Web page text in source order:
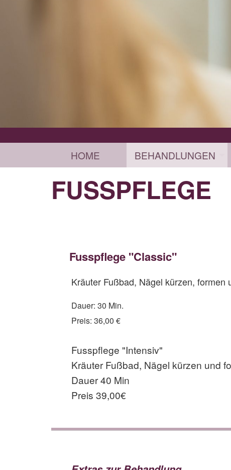
HOME BEHANDLUNGEN
FUSSPFLEGE
Fusspflege "Classic"
Kräuter Fußbad, Nägel kürzen, formen
Dauer: 30 Min.
Preis: 36,00 €
Fusspflege "Intensiv"
Kräuter Fußbad, Nägel kürzen und
Dauer 40 Min
Preis 39,00€